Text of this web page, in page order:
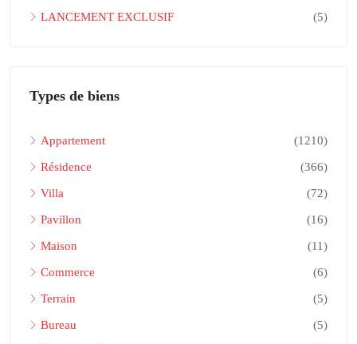
LANCEMENT EXCLUSIF (5)
Types de biens
Appartement (1210)
Résidence (366)
Villa (72)
Pavillon (16)
Maison (11)
Commerce (6)
Terrain (5)
Bureau (5)